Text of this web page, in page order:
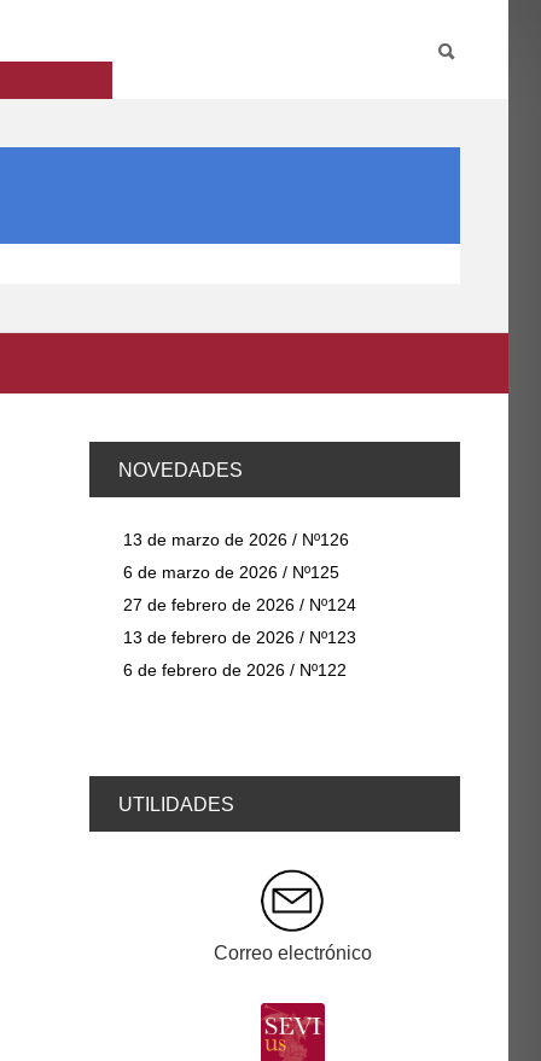
NOVEDADES
13 de marzo de 2026 / Nº126
6 de marzo de 2026 / Nº125
27 de febrero de 2026 / Nº124
13 de febrero de 2026 / Nº123
6 de febrero de 2026 / Nº122
UTILIDADES
Correo electrónico